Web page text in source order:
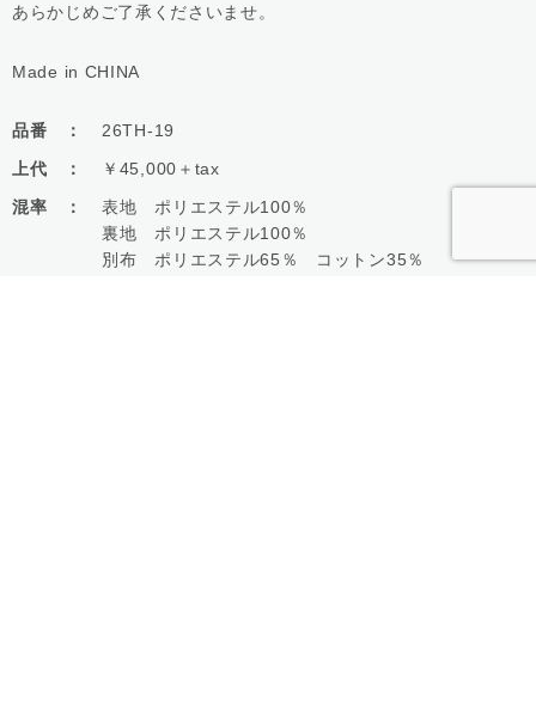
あらかじめご了承くださいませ。
Made in CHINA
品番 ：
26TH-19
上代 ：
￥45,000＋tax
混率 ：
表地 ポリエステル100％
裏地 ポリエステル100％
別布 ポリエステル65％ コットン35％